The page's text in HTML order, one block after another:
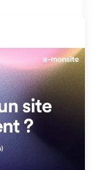
mesure,